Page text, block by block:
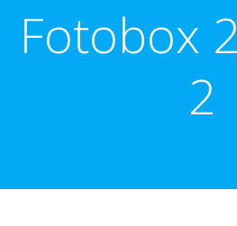
Fotobox
2